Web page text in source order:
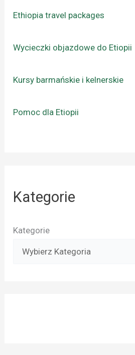
Ethiopia travel packages
Wycieczki objazdowe do Etiopii
Kursy barmańskie i kelnerskie
Pomoc dla Etiopii
Kategorie
Kategorie